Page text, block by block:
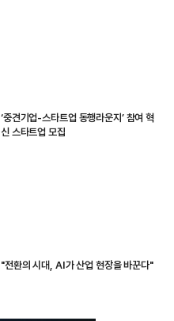
‘중견기업-스타트업 동행라운지’ 참여 혁
신 스타트업 모집
"전환의 시대, AI가 산업 현장을 바꾼다"